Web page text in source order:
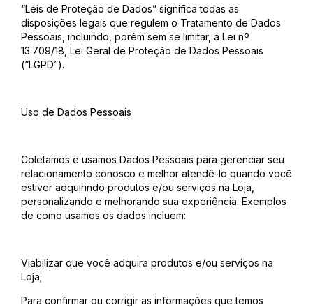
“Leis de Proteção de Dados” significa todas as
disposições legais que regulem o Tratamento de Dados
Pessoais, incluindo, porém sem se limitar, a Lei nº
13.709/18, Lei Geral de Proteção de Dados Pessoais
(“LGPD”).
Uso de Dados Pessoais
Coletamos e usamos Dados Pessoais para gerenciar seu
relacionamento conosco e melhor atendê-lo quando você
estiver adquirindo produtos e/ou serviços na Loja,
personalizando e melhorando sua experiência. Exemplos
de como usamos os dados incluem:
Viabilizar que você adquira produtos e/ou serviços na
Loja;
Para confirmar ou corrigir as informações que temos